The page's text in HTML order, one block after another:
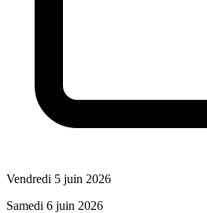
Vendredi 5 juin 2026
Samedi 6 juin 2026